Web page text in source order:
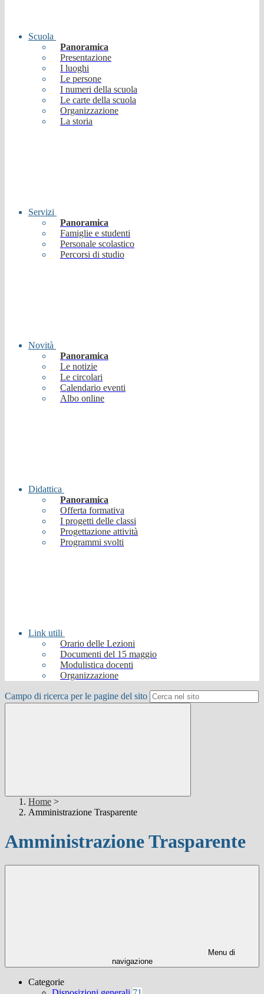
Scuola
Panoramica
Presentazione
I luoghi
Le persone
I numeri della scuola
Le carte della scuola
Organizzazione
La storia
Servizi
Panoramica
Famiglie e studenti
Personale scolastico
Percorsi di studio
Novità
Panoramica
Le notizie
Le circolari
Calendario eventi
Albo online
Didattica
Panoramica
Offerta formativa
I progetti delle classi
Progettazione attività
Programmi svolti
Link utili
Orario delle Lezioni
Documenti del 15 maggio
Modulistica docenti
Organizzazione
Campo di ricerca per le pagine del sito
Home >
Amministrazione Trasparente
Amministrazione Trasparente
Menu di
navigazione
Categorie